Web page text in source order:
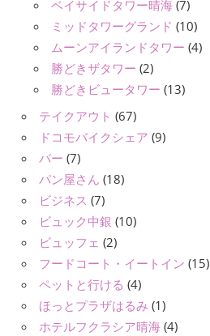
ベイサイドタワー晴海 (7)
ミッドタワーグランド (10)
ムーンアイランドタワー (4)
勝どきザタワー (2)
勝どきビュータワー (13)
テイクアウト (67)
ドコモバイクシェア (9)
バー (7)
パン屋さん (18)
ビジネス (7)
ビュック中銀 (10)
ビュッフェ (2)
フードコート・イートイン (15)
ペットと行ける (4)
ほっとプラザはるみ (1)
ホテルフクラシア晴海 (4)